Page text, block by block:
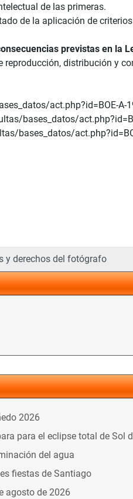
de las primeras.
de la aplicación de
previstas en la
distribución y
act.php?id=BOE-A-
bases_datos/
bases_datos/
y derechos del fotógrafo
2026
para el eclipse total de Sol
del agua
fiestas de Santiago
agosto de 2026